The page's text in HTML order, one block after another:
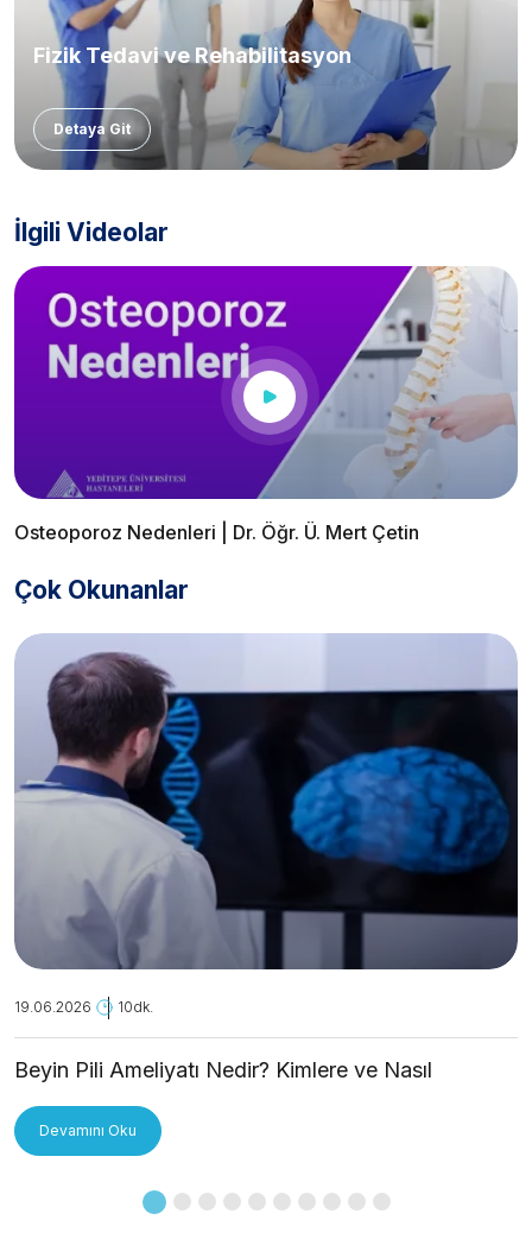
Fizik Tedavi ve Rehabilitasyon
Detaya Git
İlgili Videolar
Osteoporoz Nedenleri | Dr. Öğr. Ü. Mert Çetin
Çok Okunanlar
19.06.2026 10dk.
Beyin Pili Ameliyatı Nedir? Kimlere ve Nasıl
Devamını Oku